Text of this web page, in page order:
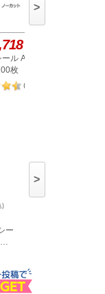
ル A4 ノー
枚
(
>
)
ー
>